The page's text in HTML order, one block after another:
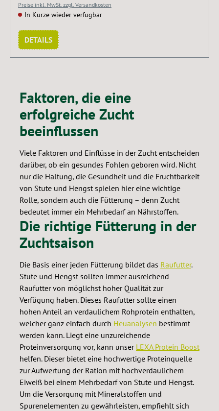
Preise inkl. MwSt. zzgl. Versandkosten
In Kürze wieder verfügbar
DETAILS
Faktoren, die eine
erfolgreiche Zucht
beeinflussen
Viele Faktoren und Einflüsse in der Zucht entscheiden
darüber, ob ein gesundes Fohlen geboren wird. Nicht
nur die Haltung, die Gesundheit und die Fruchtbarkeit
von Stute und Hengst spielen hier eine wichtige
Rolle, sondern auch die Fütterung – denn Zucht
bedeutet immer ein Mehrbedarf an Nährstoffen.
Die richtige Fütterung in der
Zuchtsaison
Die Basis einer jeden Fütterung bildet das Raufutter.
Stute und Hengst sollten immer ausreichend
Raufutter von möglichst hoher Qualität zur
Verfügung haben. Dieses Raufutter sollte einen
hohen Anteil an verdaulichem Rohprotein enthalten,
welcher ganz einfach durch Heuanalysen bestimmt
werden kann. Liegt eine unzureichende
Proteinversorgung vor, kann unser LEXA Protein Boost
helfen. Dieser bietet eine hochwertige Proteinquelle
zur Aufwertung der Ration mit hochverdaulichem
Eiweiß bei einem Mehrbedarf von Stute und Hengst.
Um die Versorgung mit Mineralstoffen und
Spurenelementen zu gewährleisten, empfiehlt sich